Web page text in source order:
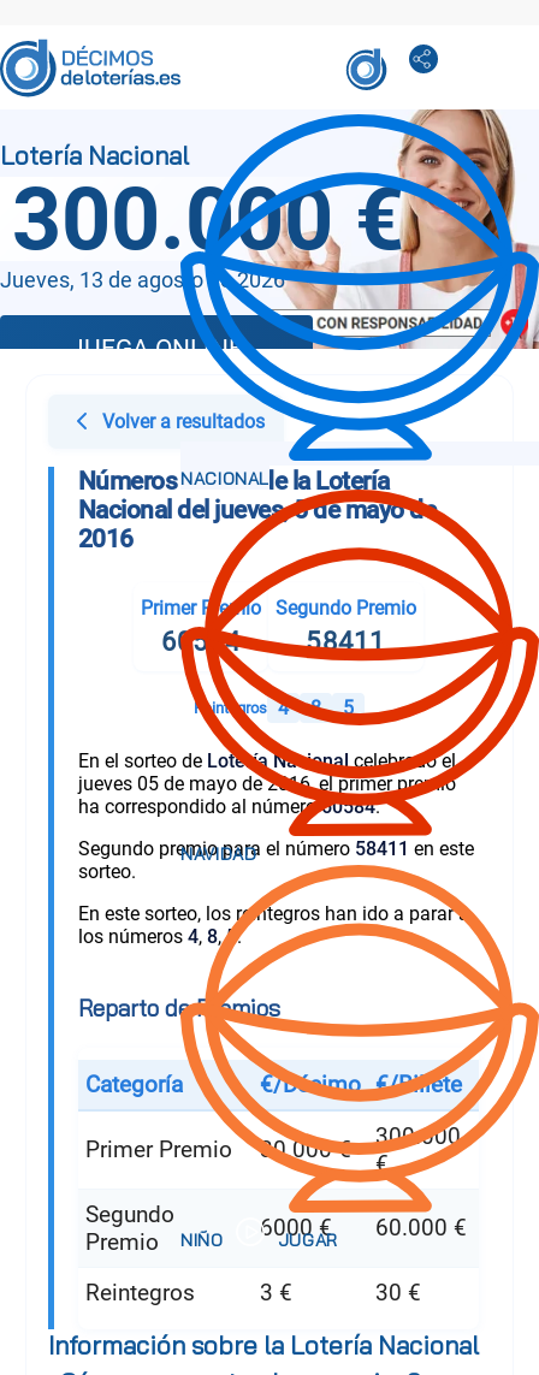
Volver a resultados
Números Sorteo de la Lotería
Nacional del jueves, 5 de mayo de
2016
Primer Premio
60584
Segundo Premio
58411
Reintegros 4 8 5
En el sorteo de Lotería Nacionalcelebrado el
jueves 05 de mayo de 2016, el primer premio
ha correspondido al número60584.
Segundo premio para el número 58411 en este
sorteo.
En este sorteo, los reintegros han ido a parar a
los números 4, 8,5 .
Reparto de Premios
Categoría €/Décimo €/Billete
Primer Premio 30.000 €
300.000
€
Segundo
Premio
6000 € 60.000 €
Reintegros 3 € 30 €
Información sobre la Lotería Nacional
300.000 €
Jueves, 13 de agosto de 2026
JUEGA ONLINE